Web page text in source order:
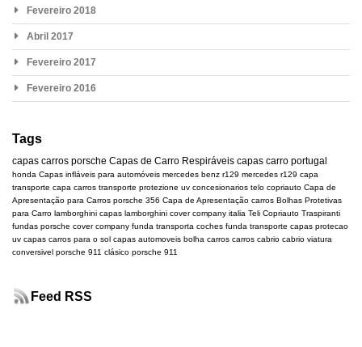
Fevereiro 2018
Abril 2017
Fevereiro 2017
Fevereiro 2016
Tags
capas carros porsche Capas de Carro Respiráveis capas carro portugal
honda Capas infláveis para automóveis mercedes benz r129 mercedes r129 capa
transporte capa carros transporte protezione uv concesionarios telo copriauto Capa de
Apresentação para Carros porsche 356 Capa de Apresentação carros Bolhas Protetivas
para Carro lamborghini capas lamborghini cover company italia Teli Copriauto Traspiranti
fundas porsche cover company funda transporta coches funda transporte capas protecao
uv capas carros para o sol capas automoveis bolha carros carros cabrio cabrio viatura
conversivel porsche 911 clásico porsche 911
Feed RSS